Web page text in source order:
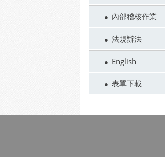
內部稽核作業
法規辦法
English
表單下載